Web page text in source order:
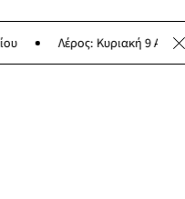
Λέρος: Κυριακή 9